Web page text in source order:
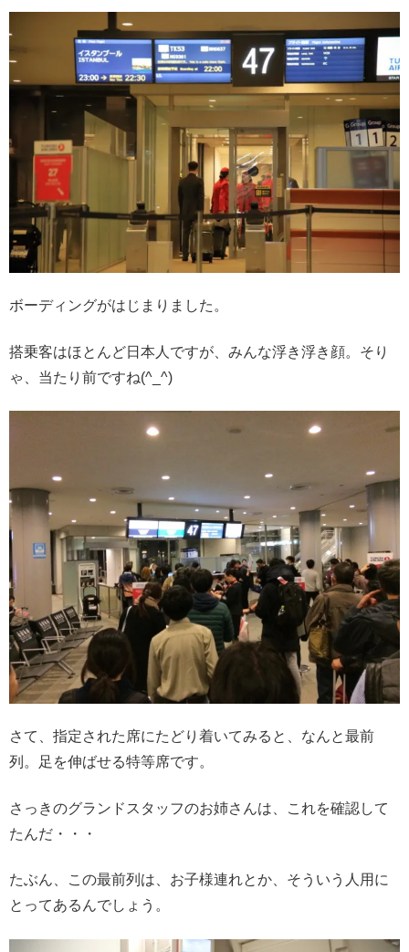
ボーディングがはじまりました。
搭乗客はほとんど日本人ですが、みんな浮き浮き顔。そり
ゃ、当たり前ですね(^_^)
さて、指定された席にたどり着いてみると、なんと最前
列。足を伸ばせる特等席です。
さっきのグランドスタッフのお姉さんは、これを確認して
たんだ・・・
たぶん、この最前列は、お子様連れとか、そういう人用に
とってあるんでしょう。